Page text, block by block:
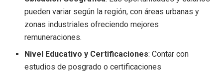
pueden variar según la región, con áreas urbanas y
zonas industriales ofreciendo mejores
remuneraciones.
Nivel Educativo y Certificaciones: Contar con
estudios de posgrado o certificaciones